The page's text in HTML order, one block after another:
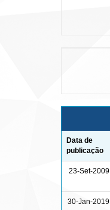
Data de
publicação
23-Set-2009
30-Jan-2019